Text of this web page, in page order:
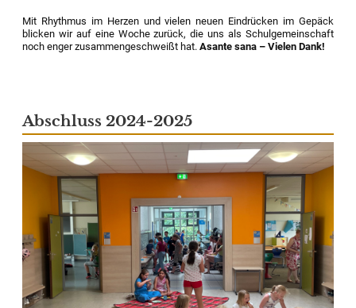
Mit Rhythmus im Herzen und vielen neuen Eindrücken im Gepäck
blicken wir auf eine Woche zurück, die uns als Schulgemeinschaft
noch enger zusammengeschweißt hat.Asante sana – Vielen Dank!
Abschluss 2024-2025